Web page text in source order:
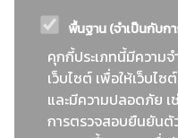
พื้นฐาน (จำเป็นกับกา
คุกกี้ประเภทนี้มีความ
เว็บไซต์ เพื่อให้เว็บไ
และมีความปลอดภัย เ
การตรวจสอบยืนยันตั
: วิธีเฉพาะเจาะจง
ข่าวสาร/ประกาศ
: เอกสารส่งเสริมความโปร่งใสใ
ข่าวสารจัดซื้อจัดจ้าง